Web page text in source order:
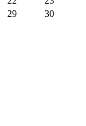
29
30